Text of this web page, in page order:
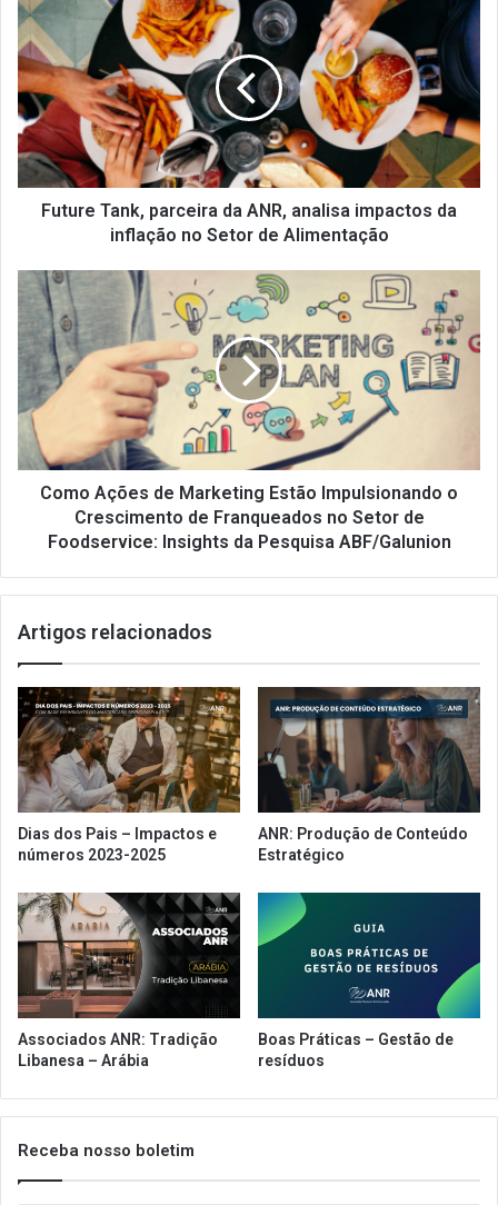
Tank,
parceira
da
ANR,
analisa
impactos
da
inflação
Alimentação
Future Tank, parceira da ANR, analisa impactos da
inflação no Setor de Alimentação
Como
Ações
de
Marketing
Estão
Impulsionando
o
Crescimento
de
Franqueados
Setor
Foodservice:
da
Como Ações de Marketing Estão Impulsionando o
Crescimento de Franqueados no Setor de
Foodservice: Insights da Pesquisa ABF/Galunion
Artigos relacionados
Dias dos Pais – Impactos e
números 2023-2025
ANR: Produção de Conteúdo
Estratégico
Associados ANR: Tradição
Libanesa – Arábia
Boas Práticas – Gestão de
resíduos
Receba nosso boletim